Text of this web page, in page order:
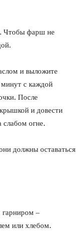
Чтобы фарш не
и выложите
с каждой
После
и довести
слабом огне.
должны оставаться
гарниром –
или хлебом.